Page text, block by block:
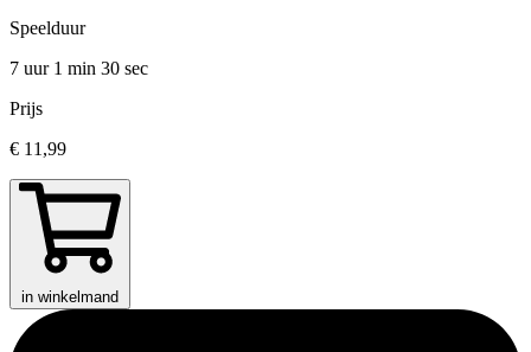
Speelduur
7 uur 1 min 30 sec
Prijs
€ 11,99
in winkelmand